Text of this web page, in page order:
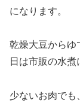
になります。
乾燥大豆からゆ
日は市販の水煮
少ないお肉でも